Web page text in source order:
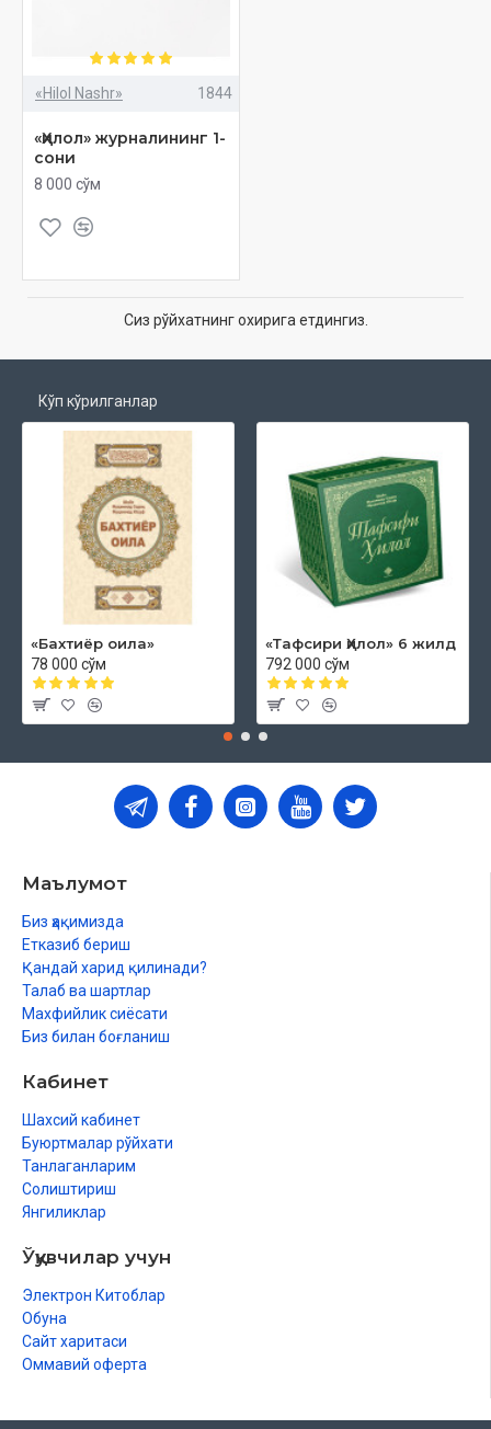
«Hilol Nashr» 1844
«Ҳилол» журналининг 1-
сони
8 000 сўм
Сиз рўйхатнинг охирига етдингиз.
Кўп кўрилганлар
«Бахтиёр оила»
78 000 сўм
«Тафсири Ҳилол» 6 жилд
792 000 сўм
Маълумот
Биз ҳақимизда
Етказиб бериш
Қандай харид қилинади?
Талаб ва шартлар
Махфийлик сиёсати
Биз билан боғланиш
Кабинет
Шахсий кабинет
Буюртмалар рўйхати
Танлаганларим
Солиштириш
Янгиликлар
Ўқувчилар учун
Электрон Китоблар
Обуна
Сайт харитаси
Оммавий оферта